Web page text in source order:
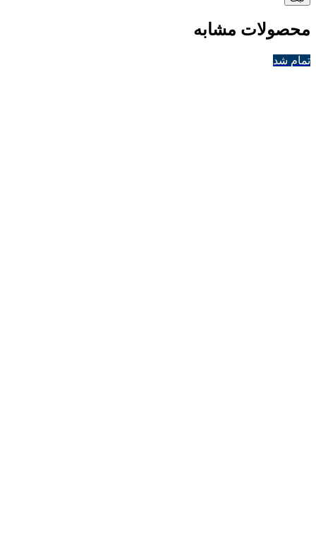
محصولات مشابه
تمام شد